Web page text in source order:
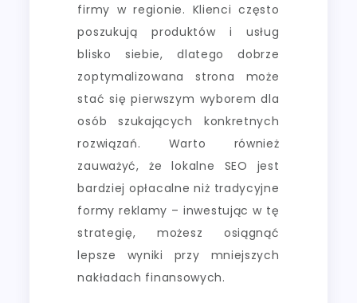
firmy w regionie. Klienci często
poszukują produktów i usług
blisko siebie, dlatego dobrze
zoptymalizowana strona może
stać się pierwszym wyborem dla
osób szukających konkretnych
rozwiązań. Warto również
zauważyć, że lokalne SEO jest
bardziej opłacalne niż tradycyjne
formy reklamy – inwestując w tę
strategię, możesz osiągnąć
lepsze wyniki przy mniejszych
nakładach finansowych.